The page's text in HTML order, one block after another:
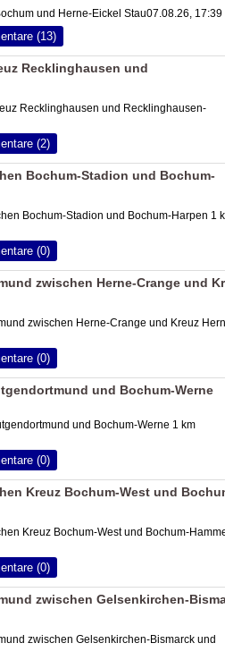
und Herne-Eickel Stau07.08.26, 17:39
(13)
Recklinghausen und
Recklinghausen und Recklinghausen-
(2)
Bochum-Stadion und Bochum-
Bochum-Stadion und Bochum-Harpen 1
(0)
zwischen Herne-Crange und
zwischen Herne-Crange und Kreuz
(0)
und Bochum-Werne
und Bochum-Werne 1 km
(0)
Kreuz Bochum-West und
Kreuz Bochum-West und Bochum-
(0)
zwischen Gelsenkirchen-
zwischen Gelsenkirchen-Bismarck und